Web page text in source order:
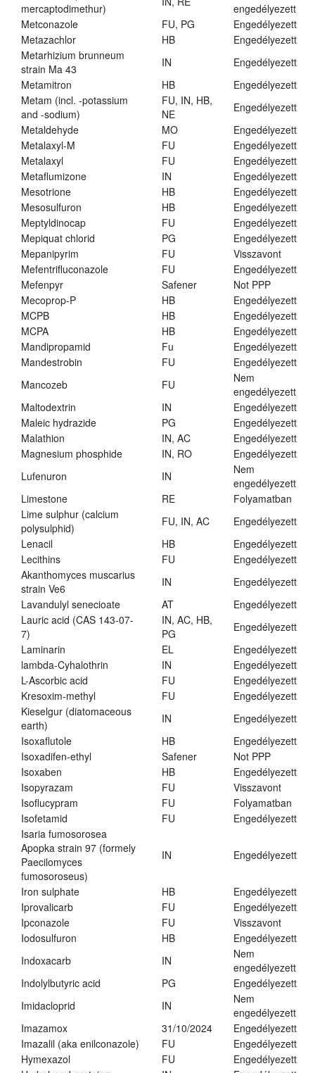
mercaptodimethur)
engedélyezett
Metconazole
FU, PG
Engedélyezett
Metazachlor
HB
Engedélyezett
Metarhizium brunneum
strain Ma 43
IN
Engedélyezett
Metamitron
HB
Engedélyezett
Metam (incl. -potassium
and -sodium)
FU, IN, HB,
NE
Engedélyezett
Metaldehyde
MO
Engedélyezett
Metalaxyl-M
FU
Engedélyezett
Metalaxyl
FU
Engedélyezett
Metaflumizone
IN
Engedélyezett
Mesotrione
HB
Engedélyezett
Mesosulfuron
HB
Engedélyezett
Meptyldinocap
FU
Engedélyezett
Mepiquat chlorid
PG
Engedélyezett
Mepanipyrim
FU
Visszavont
Mefentrifluconazole
FU
Engedélyezett
Mefenpyr
Safener
Not PPP
Mecoprop-P
HB
Engedélyezett
MCPB
HB
Engedélyezett
MCPA
HB
Engedélyezett
Mandipropamid
Fu
Engedélyezett
Mandestrobin
FU
Engedélyezett
Mancozeb
FU
Nem
engedélyezett
Maltodextrin
IN
Engedélyezett
Maleic hydrazide
PG
Engedélyezett
Malathion
IN, AC
Engedélyezett
Magnesium phosphide
IN, RO
Engedélyezett
Lufenuron
IN
Nem
engedélyezett
Limestone
RE
Folyamatban
Lime sulphur (calcium
polysulphid)
FU, IN, AC
Engedélyezett
Lenacil
HB
Engedélyezett
Lecithins
FU
Engedélyezett
Akanthomyces muscarius
strain Ve6
IN
Engedélyezett
Lavandulyl senecioate
AT
Engedélyezett
Lauric acid (CAS 143-07-
7)
IN, AC, HB,
PG
Engedélyezett
Laminarin
EL
Engedélyezett
lambda-Cyhalothrin
IN
Engedélyezett
L-Ascorbic acid
FU
Engedélyezett
Kresoxim-methyl
FU
Engedélyezett
Kieselgur (diatomaceous
earth)
IN
Engedélyezett
Isoxaflutole
HB
Engedélyezett
Isoxadifen-ethyl
Safener
Not PPP
Isoxaben
HB
Engedélyezett
Isopyrazam
FU
Visszavont
Isoflucypram
FU
Folyamatban
Isofetamid
FU
Engedélyezett
Isaria fumosorosea
Apopka strain 97 (formely
Paecilomyces
fumosoroseus)
IN Engedélyezett
Iron sulphate HB
Engedélyezett
Iprovalicarb
FU
Engedélyezett
Ipconazole
FU
Visszavont
Iodosulfuron
HB
Engedélyezett
Indoxacarb
IN
Nem
engedélyezett
Indolylbutyric acid
PG
Engedélyezett
Imidacloprid
IN
Nem
engedélyezett
Imazamox
31/10/2024
Engedélyezett
Imazalil (aka enilconazole)
FU
Engedélyezett
Hymexazol
FU
Engedélyezett